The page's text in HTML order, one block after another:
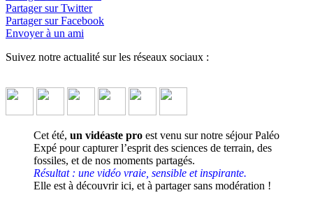
Partager sur Twitter
Partager sur Facebook
Envoyer à un ami
Suivez notre actualité sur les réseaux sociaux :
Cet été, un vidéaste pro est venu sur notre séjour Paléo
Expé pour capturer l’esprit des sciences de terrain, des
fossiles, et de nos moments partagés.
Résultat : une vidéo vraie, sensible et inspirante.
Elle est à découvrir ici, et à partager sans modération !